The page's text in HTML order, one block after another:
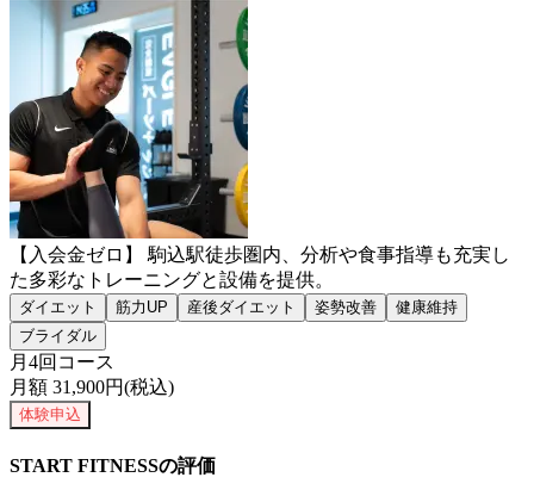
【入会金ゼロ】 駒込駅徒歩圏内、分析や食事指導も充実し
た多彩なトレーニングと設備を提供。
ダイエット 筋力UP 産後ダイエット 姿勢改善
健康維持
ブライダル
月4回コース
月額 31,900円(税込)
体験申込
START FITNESSの評価